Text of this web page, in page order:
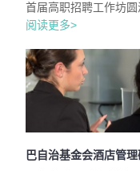
首届高职招聘工作坊
阅读更多>
巴自治基金会酒店管